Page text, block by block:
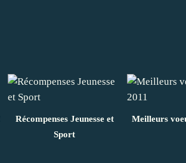
Récompenses Jeunesse et
Sport
Meilleurs